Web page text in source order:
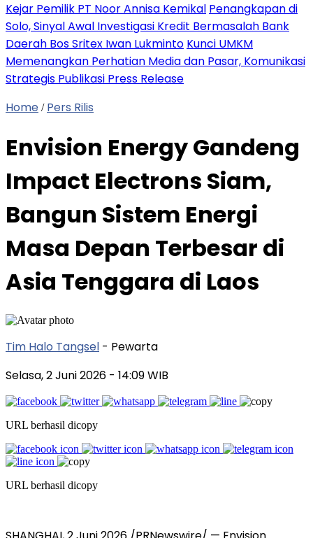
Kejar Pemilik PT Noor Annisa Kemikal Penangkapan di
Solo, Sinyal Awal Investigasi Kredit Bermasalah Bank
Daerah Bos Sritex Iwan Lukminto Kunci UMKM
Memenangkan Perhatian Media dan Pasar, Komunikasi
Strategis Publikasi Press Release
Home / Pers Rilis
Envision Energy Gandeng
Impact Electrons Siam,
Bangun Sistem Energi
Masa Depan Terbesar di
Asia Tenggara di Laos
Tim Halo Tangsel - Pewarta
Selasa, 2 Juni 2026 - 14:09 WIB
URL berhasil dicopy
URL berhasil dicopy